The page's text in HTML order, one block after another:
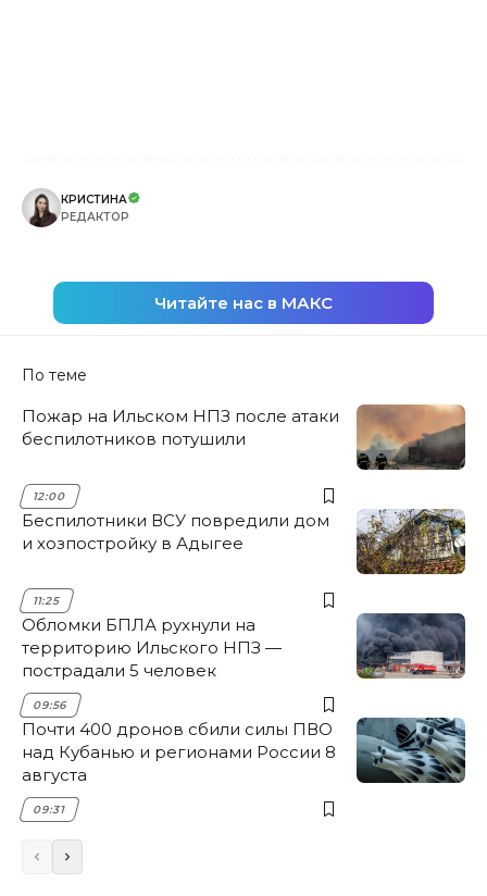
КРИСТИНА
РЕДАКТОР
Читайте нас в МАКС
По теме
Пожар на Ильском НПЗ после атаки
беспилотников потушили
12:00
Беспилотники ВСУ повредили дом
и хозпостройку в Адыгее
11:25
Обломки БПЛА рухнули на
территорию Ильского НПЗ —
пострадали 5 человек
09:56
Почти 400 дронов сбили силы ПВО
над Кубанью и регионами России 8
августа
09:31